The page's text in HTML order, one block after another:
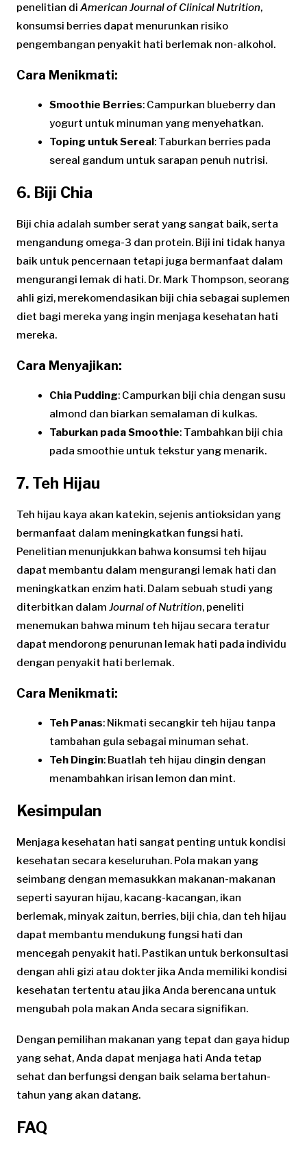
penelitian di American Journal of Clinical Nutrition,
konsumsi berries dapat menurunkan risiko
pengembangan penyakit hati berlemak non-alkohol.
Cara Menikmati:
Smoothie Berries: Campurkan blueberry dan
yogurt untuk minuman yang menyehatkan.
Toping untuk Sereal : Taburkan berries pada
sereal gandum untuk sarapan penuh nutrisi.
6. Biji Chia
Biji chia adalah sumber serat yang sangat baik, serta
mengandung omega-3 dan protein. Biji ini tidak hanya
baik untuk pencernaan tetapi juga bermanfaat dalam
mengurangi lemak di hati. Dr. Mark Thompson, seorang
ahli gizi, merekomendasikan biji chia sebagai suplemen
diet bagi mereka yang ingin menjaga kesehatan hati
mereka.
Cara Menyajikan:
Chia Pudding: Campurkan biji chia dengan susu
almond dan biarkan semalaman di kulkas.
Taburkan pada Smoothie: Tambahkan biji chia
pada smoothie untuk tekstur yang menarik.
7. Teh Hijau
Teh hijau kaya akan katekin, sejenis antioksidan yang
bermanfaat dalam meningkatkan fungsi hati.
Penelitian menunjukkan bahwa konsumsi teh hijau
dapat membantu dalam mengurangi lemak hati dan
meningkatkan enzim hati. Dalam sebuah studi yang
diterbitkan dalam Journal of Nutrition, peneliti
menemukan bahwa minum teh hijau secara teratur
dapat mendorong penurunan lemak hati pada individu
dengan penyakit hati berlemak.
Cara Menikmati:
Teh Panas: Nikmati secangkir teh hijau tanpa
tambahan gula sebagai minuman sehat.
Teh Dingin: Buatlah teh hijau dingin dengan
menambahkan irisan lemon dan mint.
Kesimpulan
Menjaga kesehatan hati sangat penting untuk kondisi
kesehatan secara keseluruhan. Pola makan yang
seimbang dengan memasukkan makanan-makanan
seperti sayuran hijau, kacang-kacangan, ikan
berlemak, minyak zaitun, berries, biji chia, dan teh hijau
dapat membantu mendukung fungsi hati dan
mencegah penyakit hati. Pastikan untuk berkonsultasi
dengan ahli gizi atau dokter jika Anda memiliki kondisi
kesehatan tertentu atau jika Anda berencana untuk
mengubah pola makan Anda secara signifikan.
Dengan pemilihan makanan yang tepat dan gaya hidup
yang sehat, Anda dapat menjaga hati Anda tetap
sehat dan berfungsi dengan baik selama bertahun-
tahun yang akan datang.
FAQ